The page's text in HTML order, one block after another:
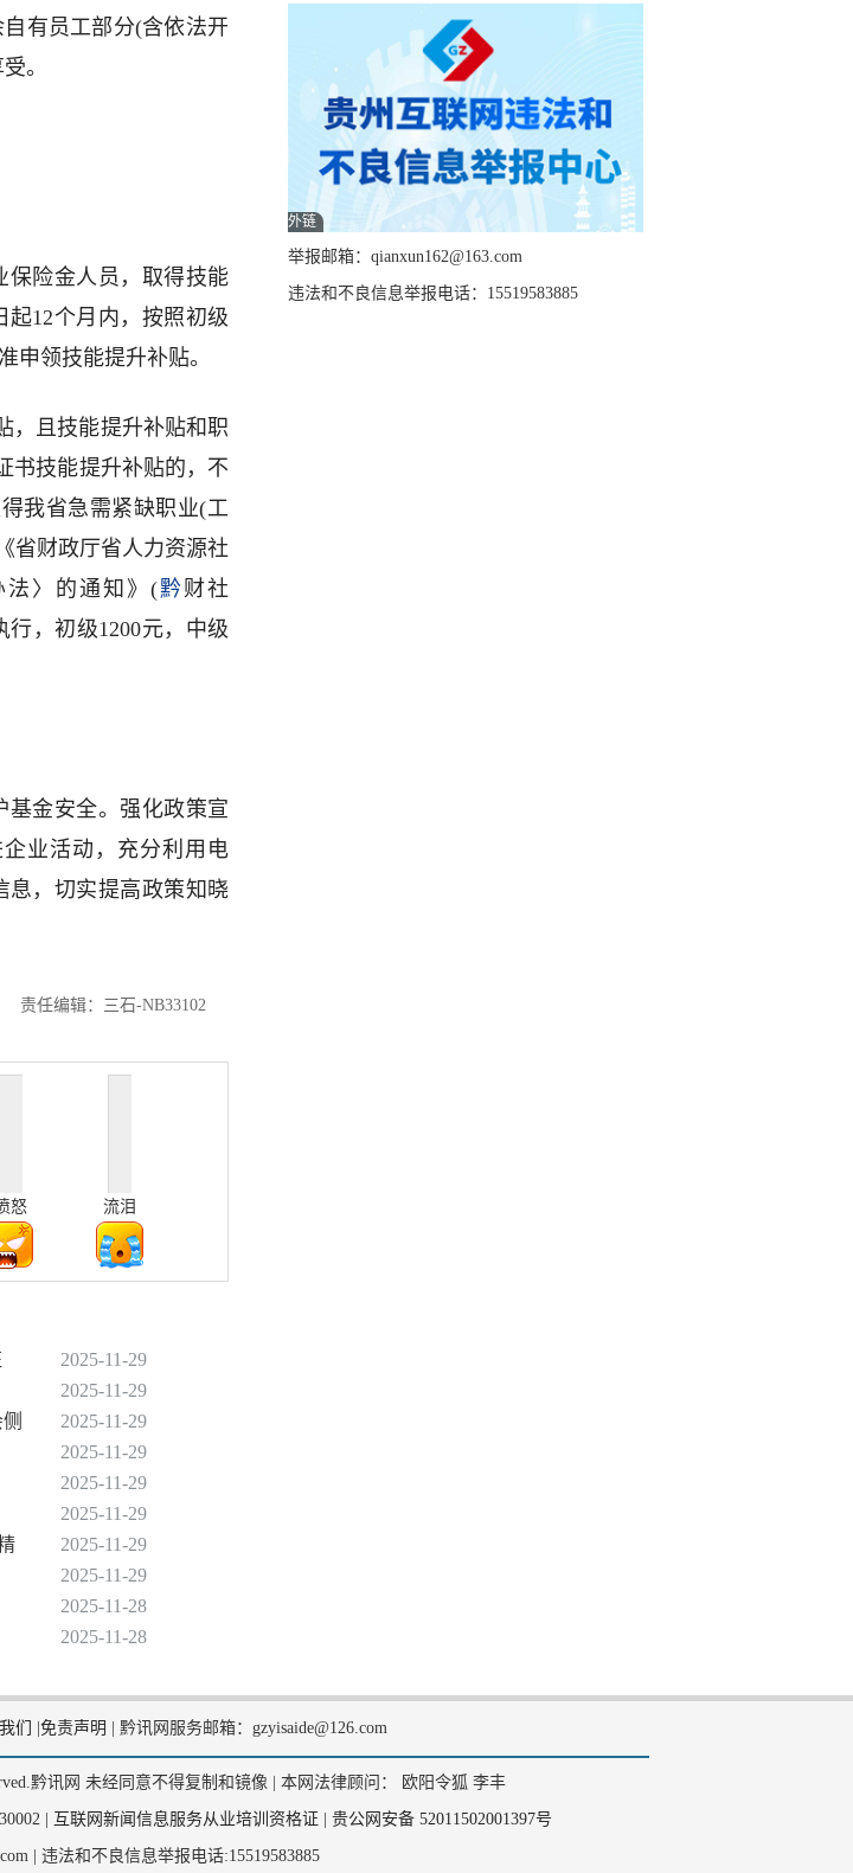
有员工部分(含依法开
。
保险金人员，取得技能
12个月内，按照初级
申领技能提升补贴。
，且技能提升补贴和职
书技能提升补贴的，不
我省急需紧缺职业(工
省财政厅省人力资源社
法〉的通知》(黔 财社
行，初级1200元，中级
基金安全。强化政策宣
业活动，充分利用电
息，切实提高政策知晓
责任编辑：三石-NB33102
怒 流泪
2025-11-29
2025-11-29
2025-11-29
2025-11-29
2025-11-29
2025-11-29
2025-11-29
2025-11-29
2025-11-28
2025-11-28
外链
举报邮箱：qianxun162@163.com
违法和不良信息举报电话：15519583885
们 免责声明 黔讯网服务邮箱：gzyisaide@126.com
黔讯网 未经同意不得复制和镜像 | 本网法律顾问： 欧阳令狐 李丰
| 互联网新闻信息服务从业培训资格证 贵公网安备 52011502001397号
| 违法和不良信息举报电话:15519583885